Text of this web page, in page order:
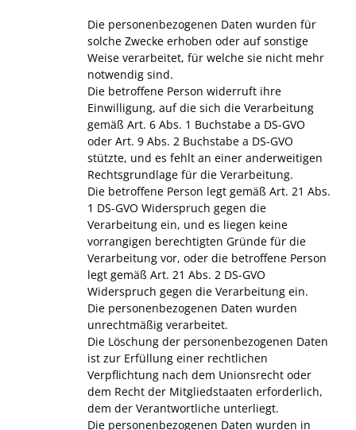
Die personenbezogenen Daten wurden für
solche Zwecke erhoben oder auf sonstige
Weise verarbeitet, für welche sie nicht mehr
notwendig sind.
Die betroffene Person widerruft ihre
Einwilligung, auf die sich die Verarbeitung
gemäß Art. 6 Abs. 1 Buchstabe a DS-GVO
oder Art. 9 Abs. 2 Buchstabe a DS-GVO
stützte, und es fehlt an einer anderweitigen
Rechtsgrundlage für die Verarbeitung.
Die betroffene Person legt gemäß Art. 21 Abs.
1 DS-GVO Widerspruch gegen die
Verarbeitung ein, und es liegen keine
vorrangigen berechtigten Gründe für die
Verarbeitung vor, oder die betroffene Person
legt gemäß Art. 21 Abs. 2 DS-GVO
Widerspruch gegen die Verarbeitung ein.
Die personenbezogenen Daten wurden
unrechtmäßig verarbeitet.
Die Löschung der personenbezogenen Daten
ist zur Erfüllung einer rechtlichen
Verpflichtung nach dem Unionsrecht oder
dem Recht der Mitgliedstaaten erforderlich,
dem der Verantwortliche unterliegt.
Die personenbezogenen Daten wurden in